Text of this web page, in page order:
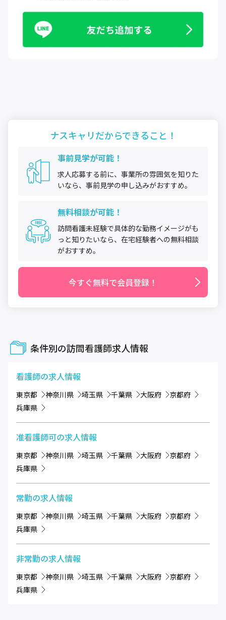
ナスキャリだからできること！
事前見学が可能！
求人応募する前に、事業所の雰囲気を知りた
いなら、事前見学の申し込みがおすすめ。
無料相談が可能！
訪問看護未経験で具体的な勤務イメージがも
っと知りたいなら、在宅経験者への無料相談
がおすすめ。
今すぐ無料で会員登録！
条件別の訪問看護師求人情報
看護師の求人情報
東京都 神奈川県 埼玉県 千葉県 大阪府
京都府
兵庫県
准看護師可の求人情報
東京都 神奈川県 埼玉県 千葉県 大阪府
京都府
兵庫県
常勤の求人情報
東京都 神奈川県 埼玉県 千葉県 大阪府
京都府
兵庫県
非常勤の求人情報
東京都 神奈川県 埼玉県 千葉県 大阪府
京都府
兵庫県